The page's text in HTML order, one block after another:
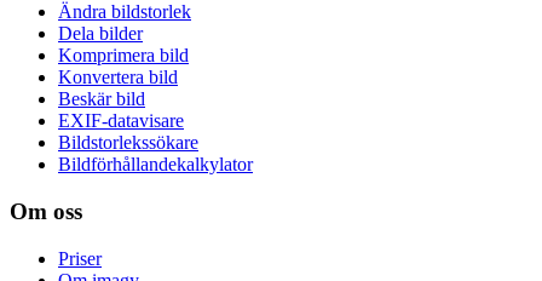
Ändra bildstorlek
Dela bilder
Komprimera bild
Konvertera bild
Beskär bild
EXIF-datavisare
Bildstorlekssökare
Bildförhållandekalkylator
Om oss
Priser